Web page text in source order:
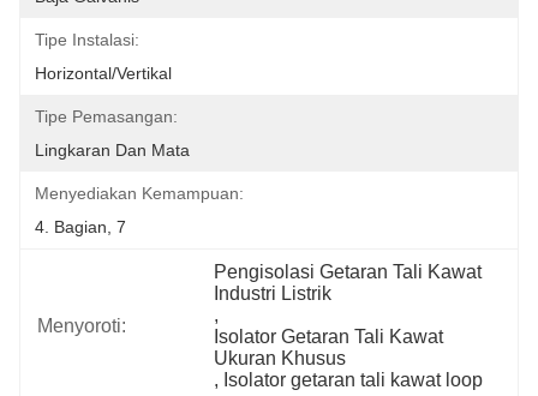
Tipe Instalasi:
Horizontal/vertikal
Tipe Pemasangan:
Lingkaran Dan Mata
Menyediakan Kemampuan:
4. Bagian, 7
Menyoroti:
Pengisolasi Getaran Tali Kawat
Industri Listrik
,
Isolator Getaran Tali Kawat
Ukuran Khusus
, Isolator getaran tali kawat loop